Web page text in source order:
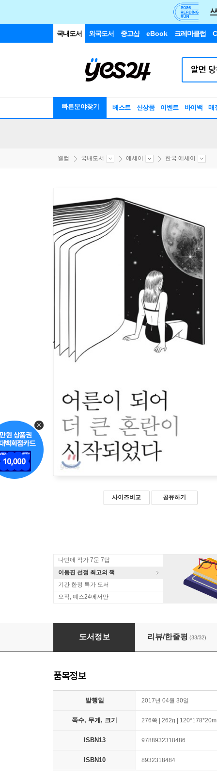
국내도서 외국도서 중고샵 eBook 크레마클럽
빠른분야찾기 베스트 신상품 이벤트 바이백 매
웰컴 국내도서 에세이 한국 에세이
사이즈비교 공유하기
나민애 작가 7문 7답
이동진 선정 최고의 책
기간 한정 특가 도서
오직, 예스24에서만
어른이 되어 더 큰 혼란이 시작되었다
도서정보 리뷰/한줄평 (33/32)
품목정보
발행일 2017년 04월 30일
쪽수, 무게, 크기 276쪽 | 262g |
ISBN13 9788932318486
ISBN10 8932318484